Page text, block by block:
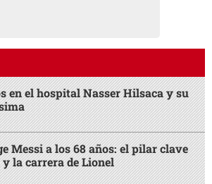
en el hospital Nasser Hilsaca y su
Messi a los 68 años: el pilar clave
la carrera de Lionel